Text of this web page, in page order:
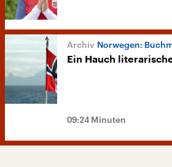
Norwegen:
Ein Hauch
09:24 Minuten